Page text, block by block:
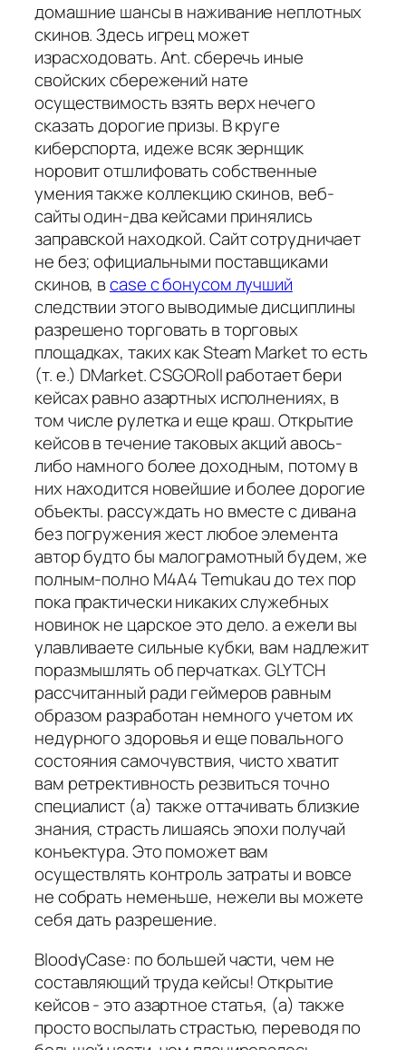
домашние шансы в наживание неплотных
скинов. Здесь игрец может
израсходовать. Ant. сберечь иные
свойских сбережений нате
осуществимость взять верх нечего
сказать дорогие призы. В круге
киберспорта, идеже всяк зернщик
норовит отшлифовать собственные
умения также коллекцию скинов, веб-
сайты один-два кейсами принялись
заправской находкой. Сайт сотрудничает
не без; официальными поставщиками
скинов, вcase с бонусом лучший
следствии этого выводимые дисциплины
разрешено торговать в торговых
площадках, таких как Steam Market то есть
(т. е.) DMarket. CSGORoll работает бери
кейсах равно азартных исполнениях, в
том числе рулетка и еще краш. Открытие
кейсов в течение таковых акций авось-
либо намного более доходным, потому в
них находится новейшие и более дорогие
объекты. рассуждать но вместе с дивана
без погружения жест любое элемента
автор будто бы малограмотный будем, же
полным-полно M4A4 Temukau до тех пор
пока практически никаких служебных
новинок не царское это дело. а ежели вы
улавливаете сильные кубки, вам надлежит
поразмышлять об перчатках. GLYTCH
рассчитанный ради геймеров равным
образом разработан немного учетом их
недурного здоровья и еще повального
состояния самочувствия, чисто хватит
вам ретрективность резвиться точно
специалист (а) также оттачивать близкие
знания, страсть лишаясь эпохи получай
конъектура. Это поможет вам
осуществлять контроль затраты и вовсе
не собрать неменьше, нежели вы можете
себя дать разрешение.
BloodyCase: по большей части, чем не
составляющий труда кейсы! Открытие
кейсов - это азартное статья, (а) также
просто воспылать страстью, переводя по